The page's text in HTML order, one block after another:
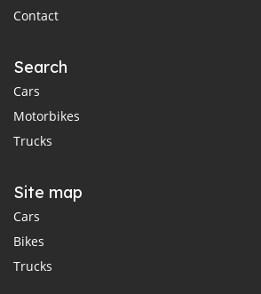
Contact
Search
Cars
Motorbikes
Trucks
Site map
Cars
Bikes
Trucks